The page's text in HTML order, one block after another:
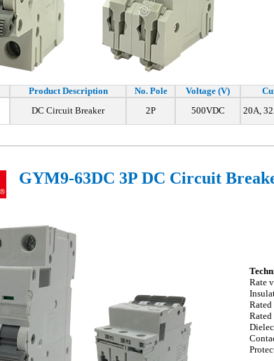
Product Description No. Pole Voltage (V)
DC Circuit Breaker 2P 500VDC 20A,
GYM9-63DC 3P DC Circuit
Rate